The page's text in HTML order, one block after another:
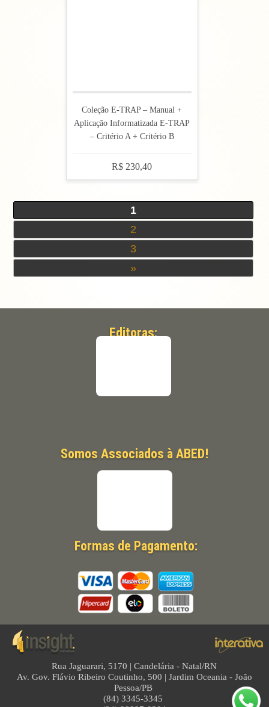
Coleção E-TRAP – Manual +
Aplicação Informatizada E-TRAP
– Critério A + Critério B
R$ 230,40
1
2
3
»
Editoras:
Somos Associados à ABED!
Formas de Pagamento:
Rua Jaguarari, 5170 | Candelária - Natal/RN
Av. Gov. Flávio Ribeiro Coutinho, 500 | Jardim Oceania - João
Pessoa/PB
(84) 3345-3345